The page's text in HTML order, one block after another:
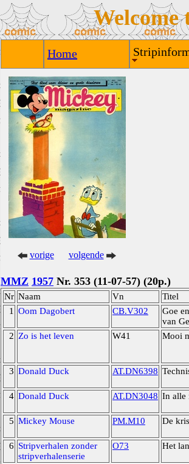
Welcome
Home
vorige volgende
MMZ 1957 Nr. 353 (11-07-57) (20p.)
Nr Naam Vn
Titel
1
Oom Dagobert CB.V302
Goe
van
2 Zo is het leven W41 Mooi
3 Donald Duck AT.DN6398
4 Donald Duck AT.DN3048 In alle
5 Mickey Mouse PM.M10 De
6 Stripverhalen zonder
stripverhalenserie
O73 Het